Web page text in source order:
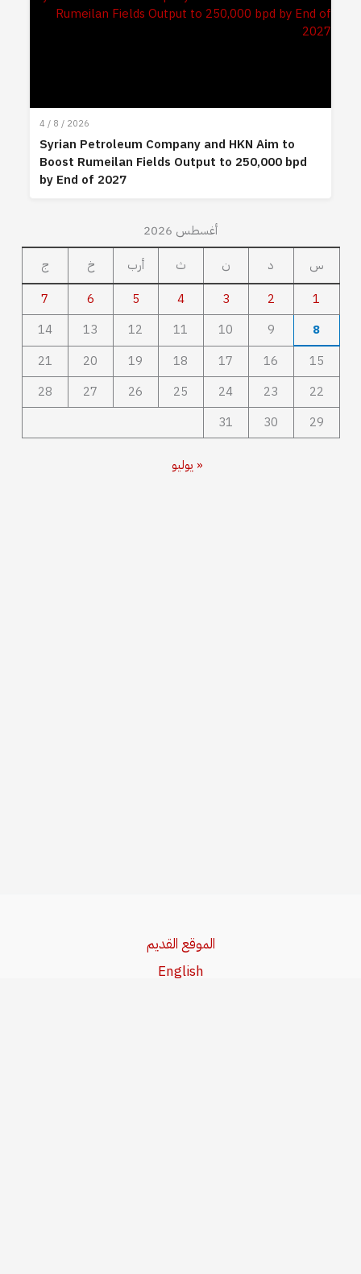
4 / 8 / 2026
Syrian Petroleum Company and HKN Aim to
Boost Rumeilan Fields Output to 250,000 bpd
by End of 2027
أغسطس 2026
س
د ن ث أرب خ
ج
1
2
3
4
5
6
7
8
9
10
11
12
13
14
15
16
17
18
19
20
21
22
23
24
25
26
27
28
29
30
31
« يوليو
الموقع القديم
English